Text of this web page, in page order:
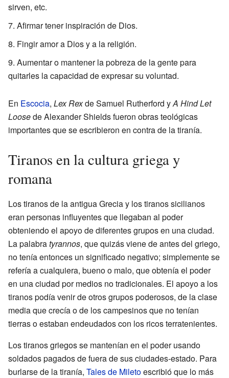
sirven, etc.
Afirmar tener inspiración de Dios.
Fingir amor a Dios y a la religión.
Aumentar o mantener la pobreza de la gente para
quitarles la capacidad de expresar su voluntad.
En Escocia, Lex Rexde Samuel Rutherford yA Hind Let
Loosede Alexander Shields fueron obras teológicas
importantes que se escribieron en contra de la tiranía.
Tiranos en la cultura griega y
romana
Los tiranos de la antigua Grecia y los tiranos sicilianos
eran personas influyentes que llegaban al poder
obteniendo el apoyo de diferentes grupos en una ciudad.
La palabratyrannos, que quizás viene de antes del griego,
no tenía entonces un significado negativo; simplemente se
refería a cualquiera, bueno o malo, que obtenía el poder
en una ciudad por medios no tradicionales. El apoyo a los
tiranos podía venir de otros grupos poderosos, de la clase
media que crecía o de los campesinos que no tenían
tierras o estaban endeudados con los ricos terratenientes.
Los tiranos griegos se mantenían en el poder usando
soldados pagados de fuera de sus ciudades-estado. Para
burlarse de la tiranía, Tales de Miletoescribió que lo más